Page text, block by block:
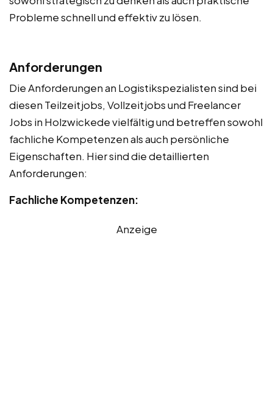
Probleme schnell und effektiv zu lösen.
Anforderungen
Die Anforderungen an Logistikspezialisten sind bei
diesen Teilzeitjobs, Vollzeitjobs und Freelancer
Jobs in Holzwickede vielfältig und betreffen sowohl
fachliche Kompetenzen als auch persönliche
Eigenschaften. Hier sind die detaillierten
Anforderungen:
Fachliche Kompetenzen:
Anzeige